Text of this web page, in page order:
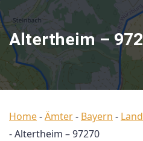
Altertheim –
Home-Ämter- Bayern -
-Altertheim – 97270